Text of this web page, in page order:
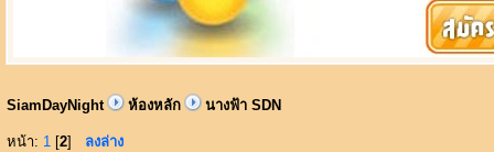
SiamDayNight ห้องหลัก นางฟ้า SDN
หน้า: 1 [2] ลงล่าง